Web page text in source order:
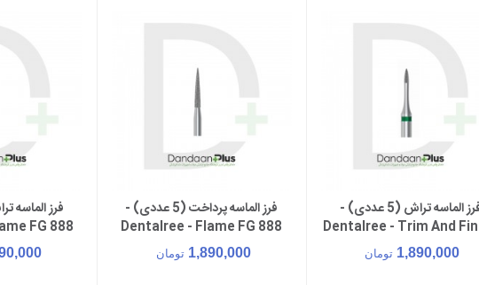
افزودن به سبد خرید
فرز الماسه تراش (5 عددی) -
Dentalree - Trim And
FG 889
1,890,000 تومان
افزودن به سبد خریدفرز الماسه پرداخت (5 عددی) -
Dentalree - Flame FG 888
1,890,000 تومان
FG 888